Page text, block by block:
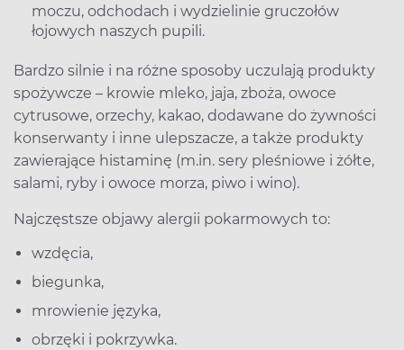
moczu, odchodach i wydzielinie gruczołów
łojowych naszych pupili.
Bardzo silnie i na różne sposoby uczulają produkty
spożywcze – krowie mleko, jaja, zboża, owoce
cytrusowe, orzechy, kakao, dodawane do żywności
konserwanty i inne ulepszacze, a także produkty
zawierające histaminę (m.in. sery pleśniowe i żółte,
salami, ryby i owoce morza, piwo i wino).
Najczęstsze objawy alergii pokarmowych to:
wzdęcia,
biegunka,
mrowienie języka,
obrzęki i pokrzywka.